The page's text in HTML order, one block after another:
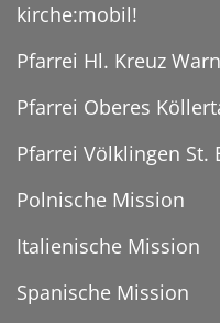
kirche:mobil!
Pfarrei Hl. Kreuz
Pfarrei Oberes
Pfarrei Völklingen St.
Polnische Mission
Italienische Mission
Spanische Mission